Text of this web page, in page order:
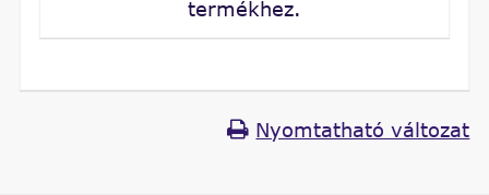
termékhez.
Nyomtatható változat